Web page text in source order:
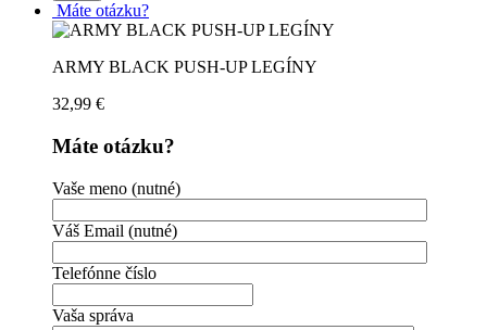
Máte otázku?
ARMY BLACK PUSH-UP LEGÍNY
32,99 €
Máte otázku?
Vaše meno (nutné)
Váš Email (nutné)
Telefónne číslo
Vaša správa